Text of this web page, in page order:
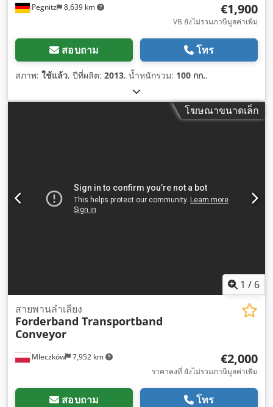
Pegnitz 8,639 km €1,900
VB ยังไม่รวมภาษีมูลค่าเพิ่ม
สอบถาม โทร
สภาพ: ใช้แล้ว, ปีที่ผลิต: 2013, น้ำหนักรวม: 100 กก.,
โฆษณาขนาดเล็ก
1 / 6
Mleczków 7,952 km
สายพานลำเลียง
Forderband Transportband
Conveyor
€2,000
ราคาคงที่ ยังไม่รวมภาษีมูลค่าเพิ่ม
สอบถาม โทร